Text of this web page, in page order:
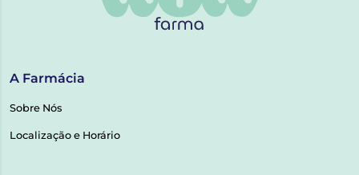
A Farmácia
Sobre Nós
Localização e Horário